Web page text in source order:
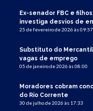
Ex-senador FBC e
investiga desvios de
25 de fevereiro de 2026 às 09:57
Substituto do Mercantil
vagas de emprego
05 de janeiro de 2026 às 08:00
Moradores cobram
do Rio Corrente
30 de julho de 2026 às 17:33